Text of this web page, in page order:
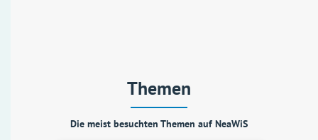
Themen
Die meist besuchten Themen auf NeaWiS